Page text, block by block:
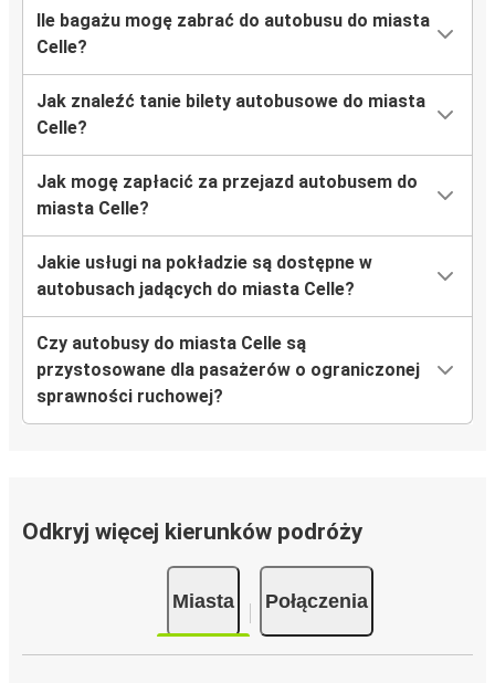
Ile bagażu mogę zabrać do autobusu do miasta
Celle?
Jak znaleźć tanie bilety autobusowe do miasta
Celle?
Jak mogę zapłacić za przejazd autobusem do
miasta Celle?
Jakie usługi na pokładzie są dostępne w
autobusach jadących do miasta Celle?
Czy autobusy do miasta Celle są
przystosowane dla pasażerów o ograniczonej
sprawności ruchowej?
Odkryj więcej kierunków podróży
Miasta Połączenia